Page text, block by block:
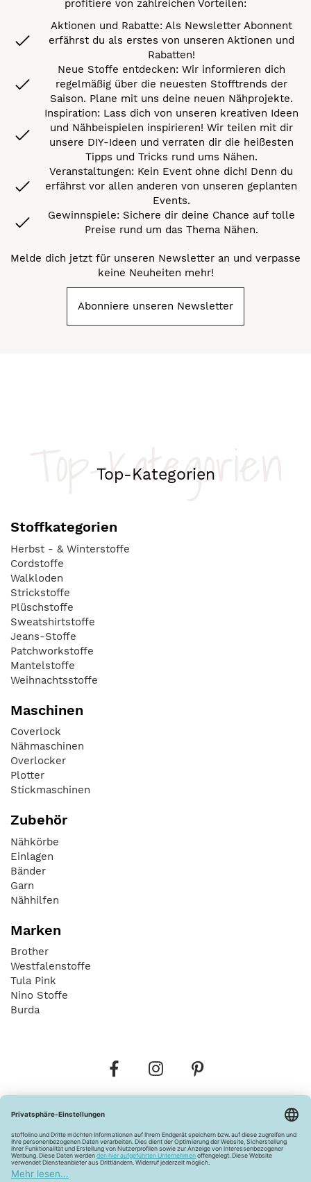
profitiere von zahlreichen Vorteilen:
Aktionen und Rabatte: Als Newsletter Abonnent
erfährst du als erstes von unseren Aktionen und
Rabatten!
Neue Stoffe entdecken: Wir informieren dich
regelmäßig über die neuesten Stofftrends der
Saison. Plane mit uns deine neuen Nähprojekte.
Inspiration: Lass dich von unseren kreativen Ideen
und Nähbeispielen inspirieren! Wir teilen mit dir
unsere DIY-Ideen und verraten dir die heißesten
Tipps und Tricks rund ums Nähen.
Veranstaltungen: Kein Event ohne dich! Denn du
erfährst vor allen anderen von unseren geplanten
Events.
Gewinnspiele: Sichere dir deine Chance auf tolle
Preise rund um das Thema Nähen.
Melde dich jetzt für unseren Newsletter an und verpasse
keine Neuheiten mehr!
Abonniere unseren Newsletter
Top-Kategorien
Top-Kategorien
Stoffkategorien
Herbst - & Winterstoffe
Cordstoffe
Walkloden
Strickstoffe
Plüschstoffe
Sweatshirtstoffe
Jeans-Stoffe
Patchworkstoffe
Mantelstoffe
Weihnachtsstoffe
Maschinen
Coverlock
Nähmaschinen
Overlocker
Plotter
Stickmaschinen
Zubehör
Nähkörbe
Einlagen
Bänder
Garn
Nähhilfen
Marken
Brother
Westfalenstoffe
Tula Pink
Nino Stoffe
Burda
Widerrufsbelehrung Vertrag widerrufen
Barrierefreiheitserklärung